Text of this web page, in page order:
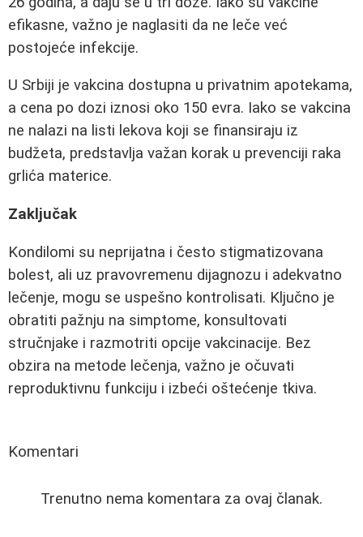
efikasne, važno je naglasiti da ne leče već
postojeće infekcije.
U Srbiji je vakcina dostupna u privatnim apotekama,
a cena po dozi iznosi oko 150 evra. Iako se vakcina
ne nalazi na listi lekova koji se finansiraju iz
budžeta, predstavlja važan korak u prevenciji raka
grlića materice.
Zaključak
Kondilomi su neprijatna i često stigmatizovana
bolest, ali uz pravovremenu dijagnozu i adekvatno
lečenje, mogu se uspešno kontrolisati. Ključno je
obratiti pažnju na simptome, konsultovati
stručnjake i razmotriti opcije vakcinacije. Bez
obzira na metode lečenja, važno je očuvati
reproduktivnu funkciju i izbeći oštećenje tkiva.
Komentari
Trenutno nema komentara za ovaj članak.